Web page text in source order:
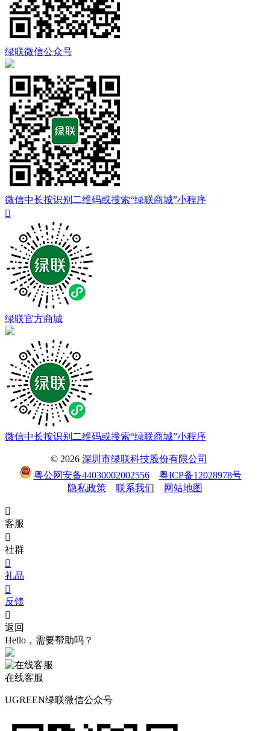
绿联微信公众号
微信中长按识别二维码或搜索“绿联商城”小程序

绿联官方商城
微信中长按识别二维码或搜索“绿联商城”小程序
© 2026 深圳市绿联科技股份有限公司
粤公网安备44030002002556
粤ICP备12028978号
隐私政策
联系我们 网站地图

客服

社群

礼品

反馈

返回
Hello，需要帮助吗？
在线客服
UGREEN绿联微信公众号